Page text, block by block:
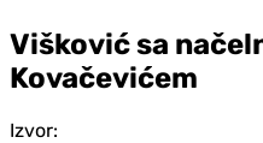
Višković sa
Kovačevićem
Izvor: